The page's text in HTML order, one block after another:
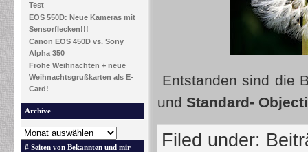
Test
EOS 550D: Neue Kameras mit
Sensorflecken!!!
Canon EOS 450D vs. Sony
Alpha 350
Frohe Weihnachten + neue
Weihnachtsgrußkarten als E-
Card!
Archive
# Seiten von Bekannten und mir
Entstanden sind die
und Standard-
Filed under: